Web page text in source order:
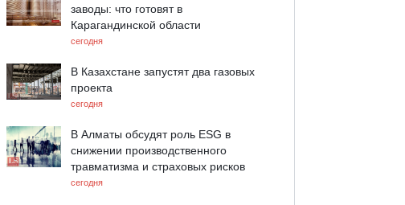
заводы: что готовят в
Карагандинской области
сегодня
В Казахстане запустят два газовых
проекта
сегодня
В Алматы обсудят роль ESG в
снижении производственного
травматизма и страховых рисков
сегодня